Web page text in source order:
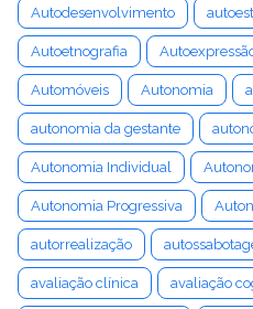
Autodesenvolvimento
Autoetnografia
Automóveis Autonomia
autonomia da gestante
Autonomia Individual
Autonomia Progressiva
autorrealização
avaliação clínica avaliação